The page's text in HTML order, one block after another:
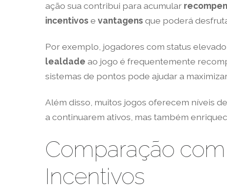
ação sua contribui para acumular
incentivose vantagensque poderá
Por exemplo, jogadores com status
lealdade ao jogo é frequentemente
sistemas de pontos pode ajudar a
Além disso, muitos jogos oferecem níveis
a continuarem ativos, mas também
Comparação
Incentivos